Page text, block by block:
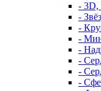
- 3D,
-
-
-
-
-
-
-